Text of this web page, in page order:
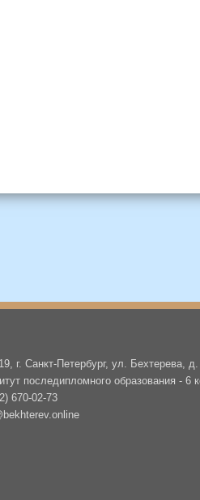
г. Санкт-Петербург, ул. Бехтерева,
последипломного образования - 6
670-02-73